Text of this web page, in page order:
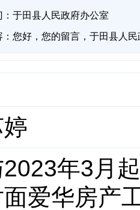
：于田县人民政府办公室
：您好，您的留言，于田县人
年3月
爱华房产